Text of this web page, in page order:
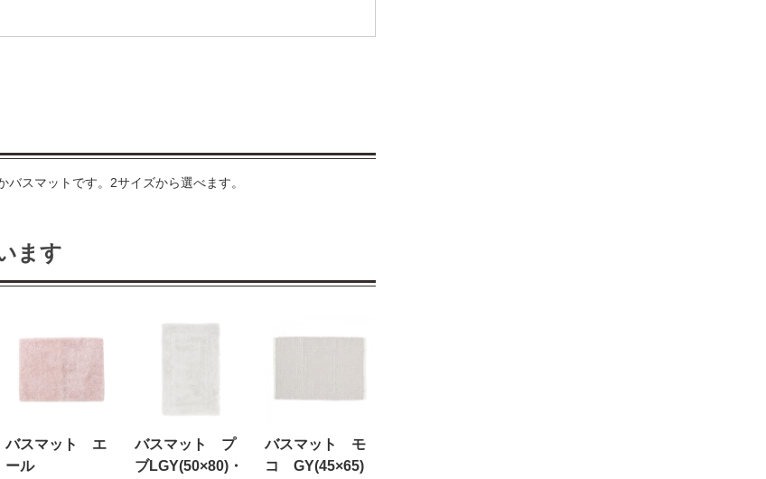
スマットです。2サイズから選べます。
ます
バスマット エ
ール
バスマット プ
ブLGY(50×80)・
バスマット モ
コ GY(45×65)